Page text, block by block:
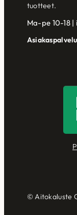
tuotteet.
Ma-pe 10-18
Asiakaspalvelu
© Aitokaluste